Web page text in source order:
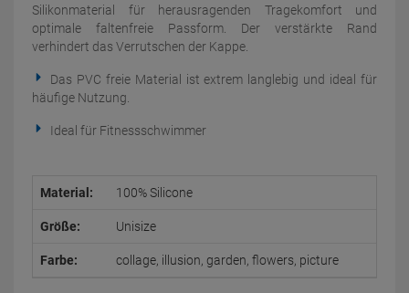
Silikonmaterial für herausragenden Tragekomfort und
optimale faltenfreie Passform. Der verstärkte Rand
verhindert das Verrutschen der Kappe.
Das PVC freie Material ist extrem langlebig und ideal für
häufige Nutzung.
Ideal für Fitnessschwimmer
Material: 100% Silicone
Größe: Unisize
Farbe: collage, illusion, garden, flowers, picture